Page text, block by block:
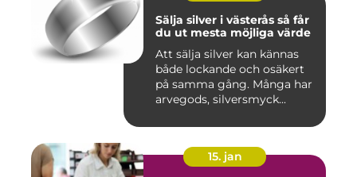
Sälja silver i västerås så får
du ut mesta möjliga värde
Att sälja silver kan kännas
både lockande och osäkert
på samma gång. Många har
arvegods, silversmyck...
15. jan